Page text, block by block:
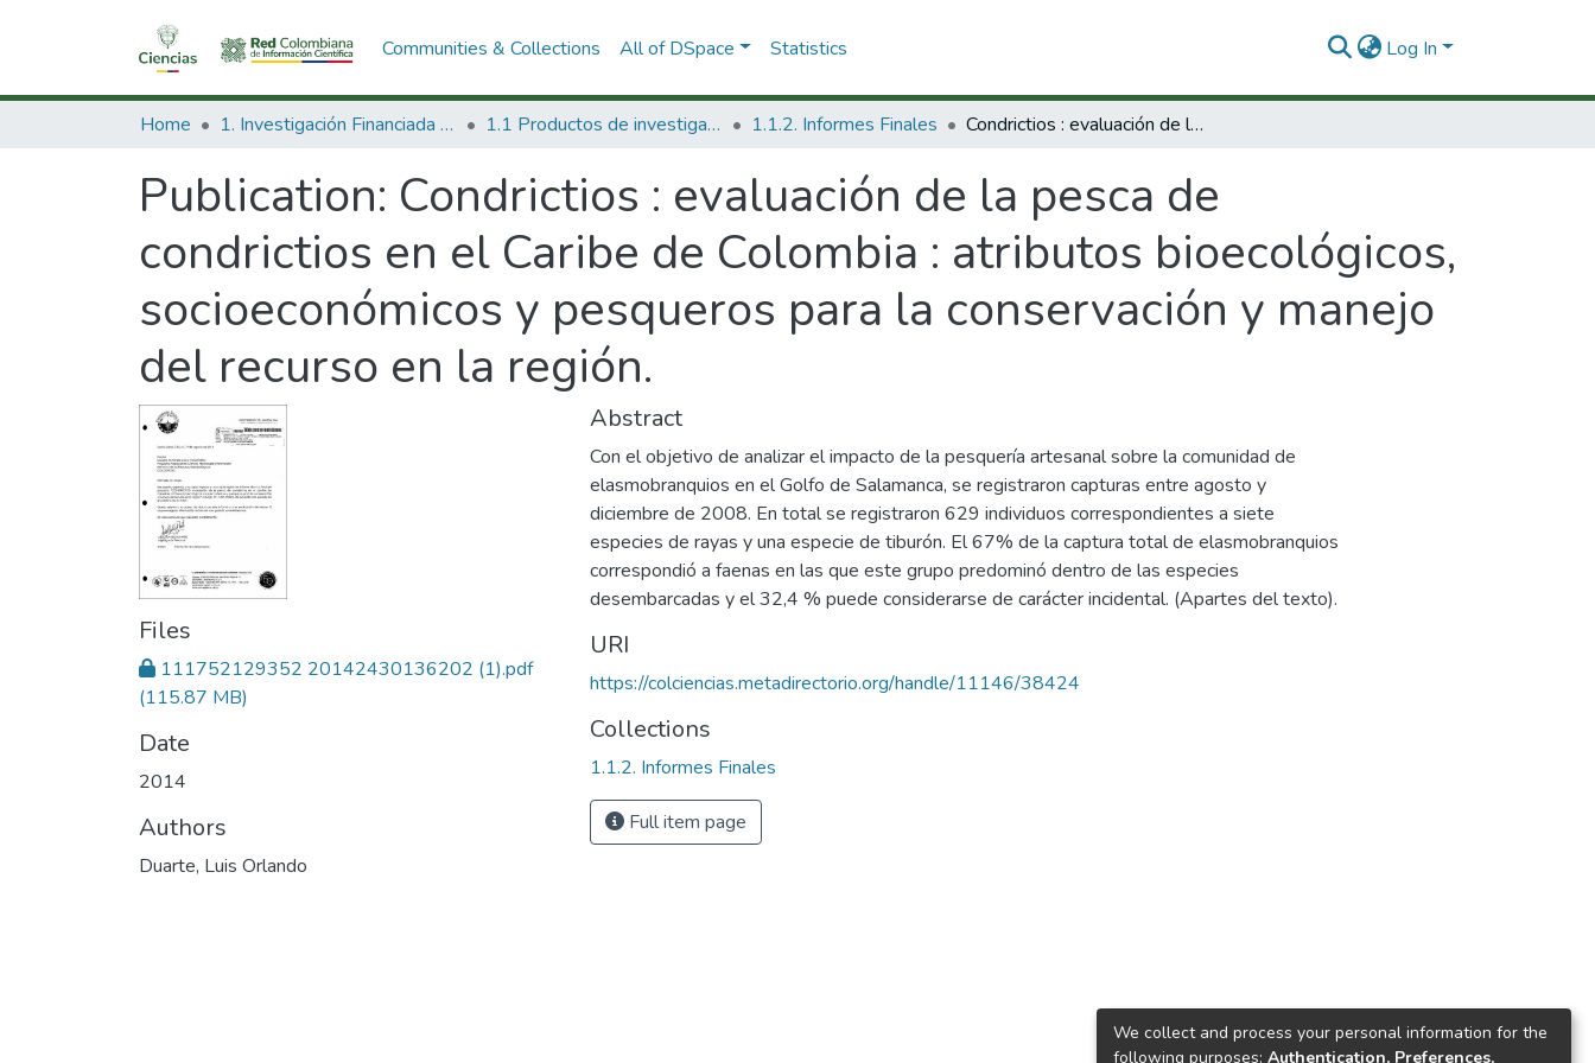
Communities & Collections All of DSpace Statistics Log In
Home 1. Investigación Financiada con Recursos Públicos 1.1 Productos de investigación 1.1.2. Informes Finales Condrictios : evaluación de la pesca de condrictios en el Caribe de Colombia : atributos bioecológicos, socioeconómicos y pesqueros para la conservación y manejo del recurso en la región.
Publication: Condrictios : evaluación de la pesca de
condrictios en el Caribe de Colombia : atributos bioecológicos,
socioeconómicos y pesqueros para la conservación y manejo
del recurso en la región.
Files
111752129352 20142430136202 (1).pdf
(115.87 MB)
Date
2014
Authors
Duarte, Luis Orlando
Abstract
Con el objetivo de analizar el impacto de la pesquería artesanal sobre la comunidad de
elasmobranquios en el Golfo de Salamanca, se registraron capturas entre agosto y
diciembre de 2008. En total se registraron 629 individuos correspondientes a siete
especies de rayas y una especie de tiburón. El 67% de la captura total de elasmobranquios
correspondió a faenas en las que este grupo predominó dentro de las especies
desembarcadas y el 32,4 % puede considerarse de carácter incidental. (Apartes del texto).
URI
https://colciencias.metadirectorio.org/handle/11146/38424
Collections
1.1.2. Informes Finales
Full item page
We collect and process your personal information for the
following purposes: Authentication, Preferences,